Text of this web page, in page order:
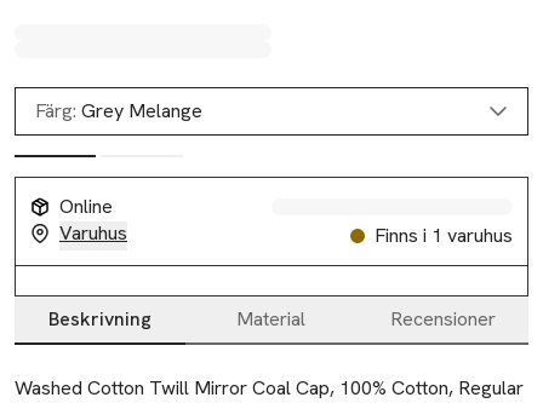
Färg: Grey Melange
Online
Varuhus
Finns i 1 varuhus
Beskrivning Material Recensioner
Beskrivning
Washed Cotton Twill Mirror Coal Cap, 100% Cotton, Regular